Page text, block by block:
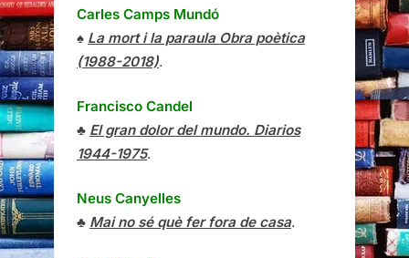
Carles Camps Mundó
♠ La mort i la paraula Obra poètica
(1988-2018).
Francisco Candel
♣ El gran dolor del mundo. Diarios
1944-1975.
Neus Canyelles
♣ Mai no sé què fer fora de casa.